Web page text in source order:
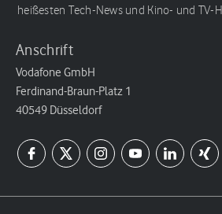
heißesten Tech-News und Kino- und TV-
Anschrift
Vodafone GmbH
Ferdinand-Braun-Platz 1
40549 Düsseldorf